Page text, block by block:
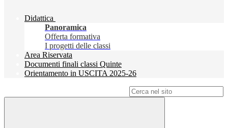
Didattica
Panoramica
Offerta formativa
I progetti delle classi
Area Riservata
Documenti finali classi Quinte
Orientamento in USCITA 2025-26